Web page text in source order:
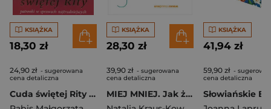
KSIĄŻKA
18,30 zł
24,90 zł - sugerowana
cena detaliczna
Cuda świętej Rity patronki w sprawach najtrudniejszych
KSIĄŻKA
28,30 zł
39,90 zł - sugerowana
cena detaliczna
MIEJ MNIEJ. Jak żyć prosto i szczęśliwie?
KSIĄŻKA
41,94 zł
59,90 zł -
cena detaliczna